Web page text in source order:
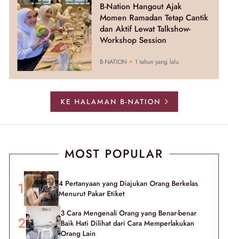
B-Nation Hangout Ajak
Momen Ramadan Tetap Cantik
dan Aktif Lewat Talkshow-
Workshop Session
B-NATION 1 tahun yang lalu
KE HALAMAN B-NATION
MOST POPULAR
4 Pertanyaan yang Diajukan Orang Berkelas
Menurut Pakar Etiket
3 Cara Mengenali Orang yang Benar-benar
Baik Hati Dilihat dari Cara Memperlakukan
Orang Lain